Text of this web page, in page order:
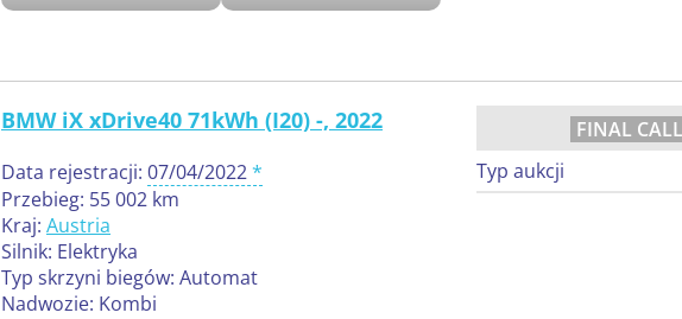
BMW iX xDrive40 71kWh (I20) -, 2022
Data rejestracji: 07/04/2022
Przebieg: 55 002 km
Kraj: Austria
Silnik: Elektryka
Typ skrzyni biegów: Automat
Nadwozie: Kombi
Typ aukcji